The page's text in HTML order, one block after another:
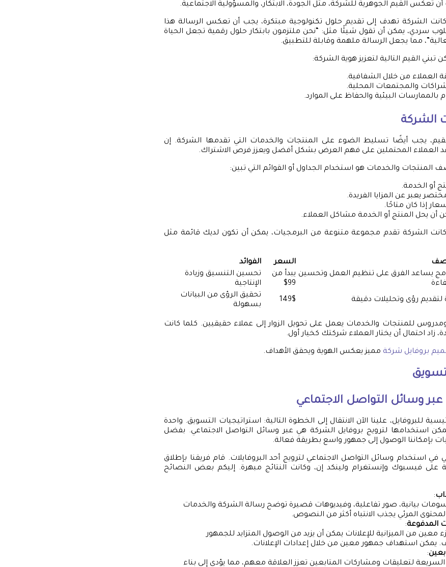
تعكس القيم الجوهرية للشركة، مثل الجودة، الابتكار، والمسؤولية الاجتماعية.
كانت الشركة تهدف إلى تقديم حلول تكنولوجية مبتكرة، يجب أن تعكس الرسالة هذا
سردي، يمكن أن تقول شيئًا مثل: “نحن ملتزمون بابتكار حلول رقمية تجعل الحياة
مما يجعل الرسالة ملهمة وقابلة للتطبيق.
تبني القيم التالية لتعزيز هوية الشركة:
العملاء من خلال الشفافية.
والمجتمعات المحلية.
بالممارسات البيئية والحفاظ على الموارد.
الشركة
يجب أيضًا تسليط الضوء على المنتجات والخدمات التي تقدمها الشركة. إن
العملاء المحتملين على فهم العرض بشكل أفضل ويعزز فرص الاشتراك.
المنتجات والخدمات هو استخدام الجداول أو القوائم التي تبين:
أو الخدمة.
يعبر عن المزايا الفريدة.
إذا كان متاحًا.
أن يحل المنتج أو الخدمة مشاكل العملاء.
كانت الشركة تقدم مجموعة متنوعة من البرمجيات، يمكن أن تكون لديك قائمة مثل
السعر
الفوائد
يساعد الفرق على تنظيم العمل وتحسين يبدأ من
99$
تحسين التنسيق وزيادة
الإنتاجية
لتقديم رؤى وتحليلات دقيقة 149$
تحقيق الرؤى من البيانات
بسهولة
للمنتجات والخدمات يعمل على تحويل الزوار إلى عملاء حقيقيين. كلما كانت
زاد احتمال أن يختار العملاء شركتك كخيار أول.
بروفايل شركة مميز يعكس الهوية ويحقق الأهداف.
عبر وسائل التواصل الاجتماعي
للبروفايل، علينا الآن الانتقال إلى الخطوة التالية: استراتيجيات التسويق. واحدة
استخدامها لترويج بروفايل الشركة هي عبر وسائل التواصل الاجتماعي. بفضل
بإمكاننا الوصول إلى جمهور واسع بطريقة فعالة.
استخدام وسائل التواصل الاجتماعي لترويج أحد البروفايلات. قام فريقنا بإطلاق
على فيسبوك وإنستغرام ولينكد إن، وكانت النتائج مبهرة. إليكم بعض النصائح
:
بيانية، صور تفاعلية، وفيديوهات قصيرة توضح رسالة الشركة والخدمات
المرئي يجذب الانتباه أكثر من النصوص.
المدفوعة:
معين من الميزانية للإعلانات يمكن أن يزيد من الوصول المتزايد للجمهور
يمكن استهداف جمهور معين من خلال إعدادات الإعلانات.
:
السريعة لتعليقات ومشاركات المتابعين تعزز العلاقة معهم، مما يؤدي إلى بناء